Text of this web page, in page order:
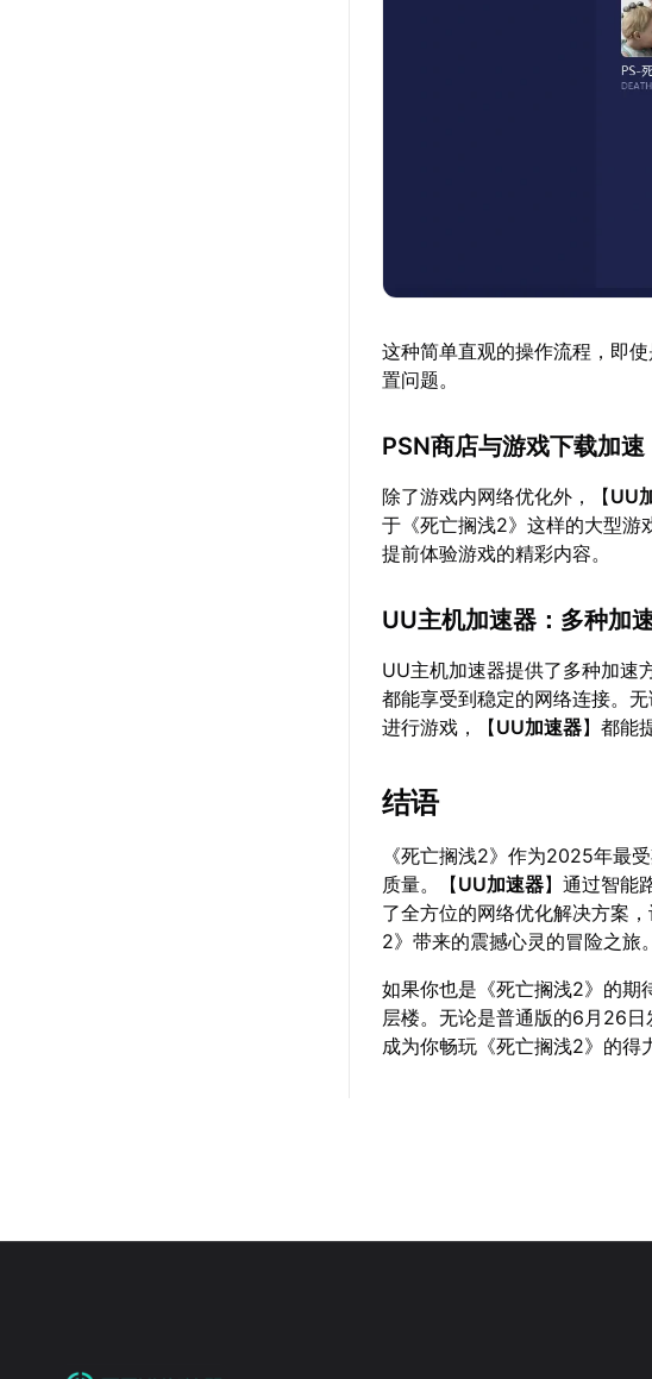
这种简单直观的操作流程，即
置问题。
PSN商店与游戏下载加速
除了游戏内网络优化外，【UU
于《死亡搁浅2》这样的大型游
提前体验游戏的精彩内容。
UU主机加速器：多种加
UU主机加速器提供了多种加速
都能享受到稳定的网络连接。
进行游戏，【UU加速器】都能
结语
《死亡搁浅2》作为2025年最
质量。【UU加速器】通过智能
了全方位的网络优化解决方案
2》带来的震撼心灵的冒险之旅。
如果你也是《死亡搁浅2》的期
层楼。无论是普通版的6月26
成为你畅玩《死亡搁浅2》的得